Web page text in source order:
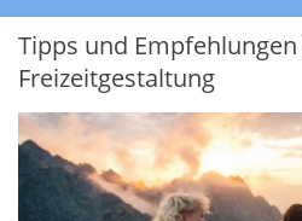
Tipps und
Freizeitgestaltung